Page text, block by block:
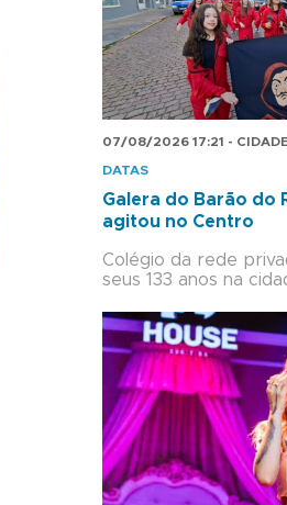
07/08/2026 17:21 -
DATAS
Galera do Barão do
agitou no Centro
Colégio da rede
seus 133 anos na